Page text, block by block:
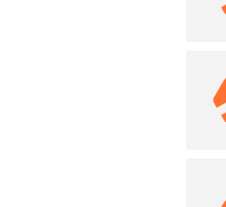
Bosch-Heckenschere